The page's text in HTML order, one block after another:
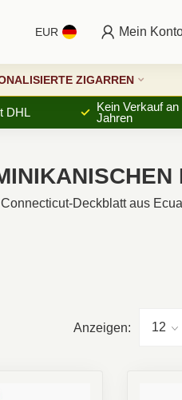
EUR Mein
ZIGARREN
DHL
Kein Verkauf
Jahren
Deckblatt aus
Anzeigen: